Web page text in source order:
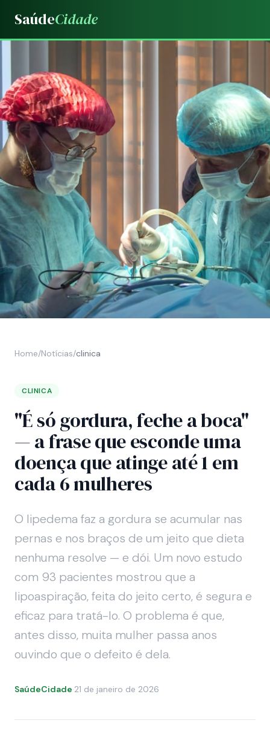
SaúdeCidade
Home/Notícias/clinica
CLINICA
"É só gordura, feche a boca"
— a frase que esconde uma
doença que atinge até 1 em
cada 6 mulheres
O lipedema faz a gordura se acumular nas
pernas e nos braços de um jeito que dieta
nenhuma resolve — e dói. Um novo estudo
com 93 pacientes mostrou que a
lipoaspiração, feita do jeito certo, é segura e
eficaz para tratá-lo. O problema é que,
antes disso, muita mulher passa anos
ouvindo que o defeito é dela.
SaúdeCidade·21 de janeiro de 2026